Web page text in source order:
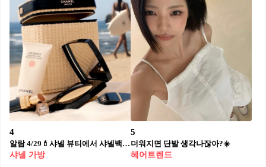
4
알람 4/29💄샤넬 뷰티에서 샤넬백 받기
샤넬 가방
5
더워지면 단발 생각나잖아?☀️
헤어트렌드